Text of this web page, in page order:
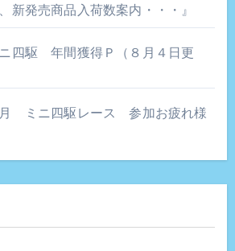
新発売商品入荷数案内・・・』
四駆 年間獲得Ｐ（８月４日更
ミニ四駆レース 参加お疲れ様